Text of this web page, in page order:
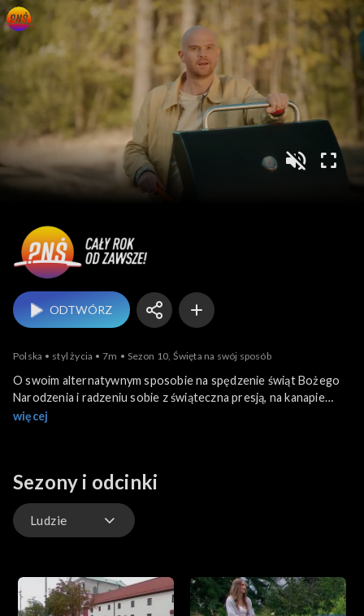
Pytanie na śniadanie
ODTWÓRZ
Polska styl życia 7m Sezon 10, Święta na swój sposób
O swoim alternatywnym sposobie na spędzenie świąt Bożego
Narodzenia i radzeniu sobie z świąteczna presją, na kanapie
„Pytania na śniadanie” 23.12.2025 Annie Lewandowskiej i
więcej
Sezony i odcinki
Ludzie
Gwiazdy